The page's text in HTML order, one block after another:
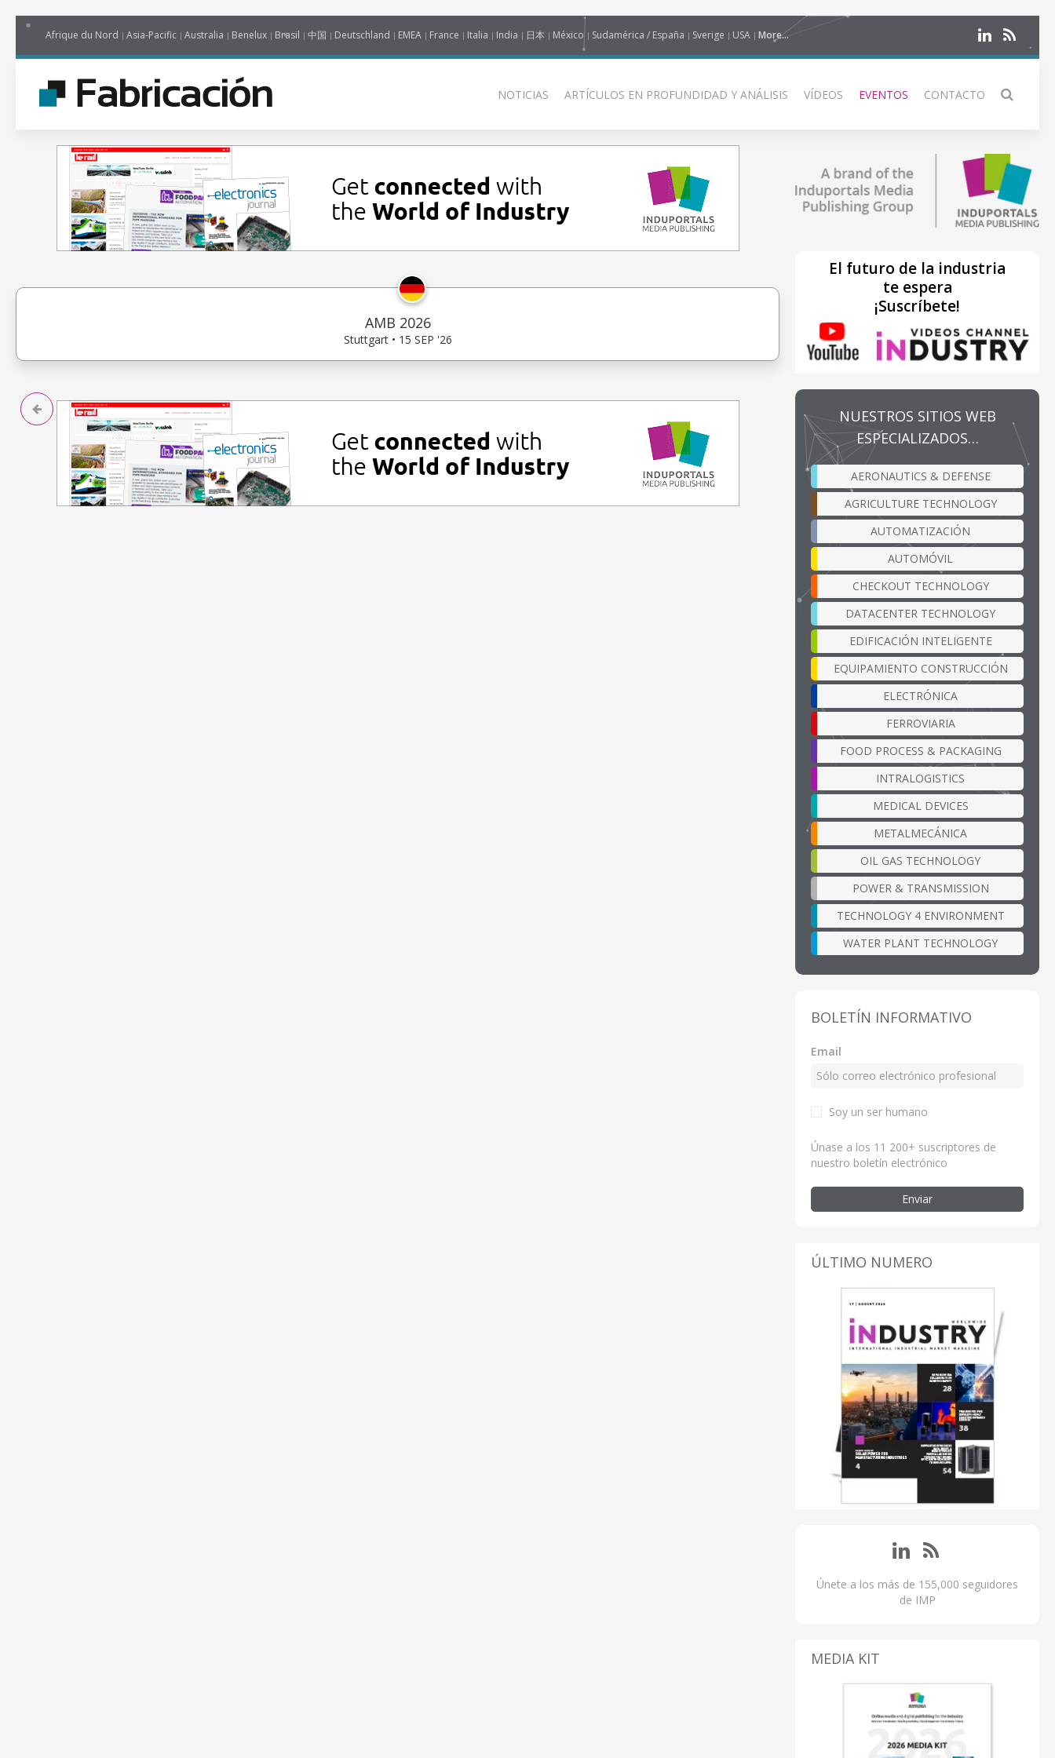
Afrique du Nord Asia-Pacific Australia Benelux Brasil 中国 Deutschland EMEA France Italia India 日本 México Sudamérica / España Sverige USA More...
NOTICIAS ARTÍCULOS EN PROFUNDIDAD Y ANÁLISIS VÍDEOS EVENTOS CONTACTO
AMB 2026
Stuttgart • 15 SEP '26
El futuro de la industria
te espera
¡Suscríbete!
NUESTROS SITIOS WEB
ESPECIALIZADOS…
AERONAUTICS & DEFENSE
AGRICULTURE TECHNOLOGY
AUTOMATIZACIÓN
AUTOMÓVIL
CHECKOUT TECHNOLOGY
DATACENTER TECHNOLOGY
EDIFICACIÓN INTELIGENTE
EQUIPAMIENTO CONSTRUCCIÓN
ELECTRÓNICA
FERROVIARIA
FOOD PROCESS & PACKAGING
INTRALOGISTICS
MEDICAL DEVICES
METALMECÁNICA
OIL GAS TECHNOLOGY
POWER & TRANSMISSION
TECHNOLOGY 4 ENVIRONMENT
WATER PLANT TECHNOLOGY
BOLETÍN INFORMATIVO
Email
Soy un ser humano
Únase a los 11 200+ suscriptores de
nuestro boletín electrónico
Enviar
ÚLTIMO NUMERO
Únete a los más de 155,000 seguidores
de IMP
MEDIA KIT